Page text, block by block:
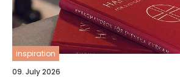
inspiration
09. July 2026